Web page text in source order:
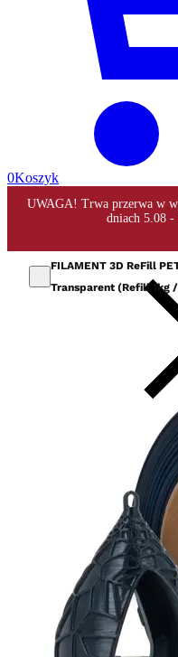
0Koszyk
FILAMENT 3D ReFill
Transparent (Refill 1kg /